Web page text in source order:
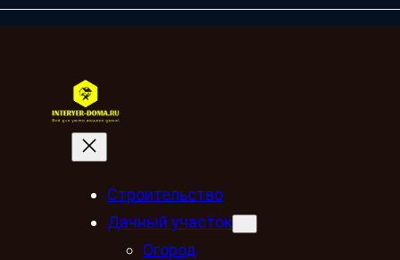
Строительство
Дачный участок
Огород